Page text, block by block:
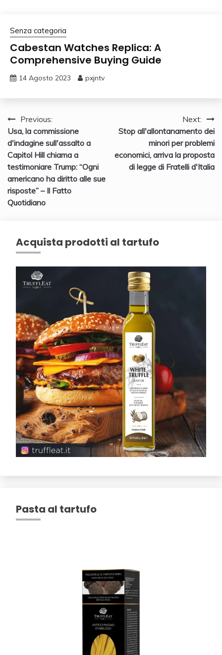
Senza categoria
Cabestan Watches Replica: A
Comprehensive Buying Guide
14 Agosto 2023 pxjntv
Navigazione
articoli
Previous:
Usa, la commissione
d'indagine sull'assalto a
Capitol Hill chiama a
testimoniare Trump: “Ogni
americano ha diritto alle sue
risposte” – Il Fatto
Quotidiano
Next:
Stop all'allontanamento dei
minori per problemi
economici, arriva la proposta
di legge di Fratelli d'Italia
Acquista prodotti al tartufo
Pasta al tartufo